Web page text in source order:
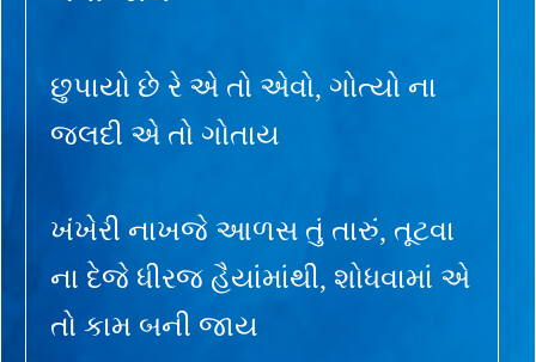
છુપાયો છે રે એ તો એવો, ગોત્યો ના
જલદી એ તો ગોતાય
ખંખેરી નાખજે આળસ તું તારું, તૂટવા
ના દેજે ધીરજ હૈયાંમાંથી, શોધવામાં એ
તો કામ બની જાય